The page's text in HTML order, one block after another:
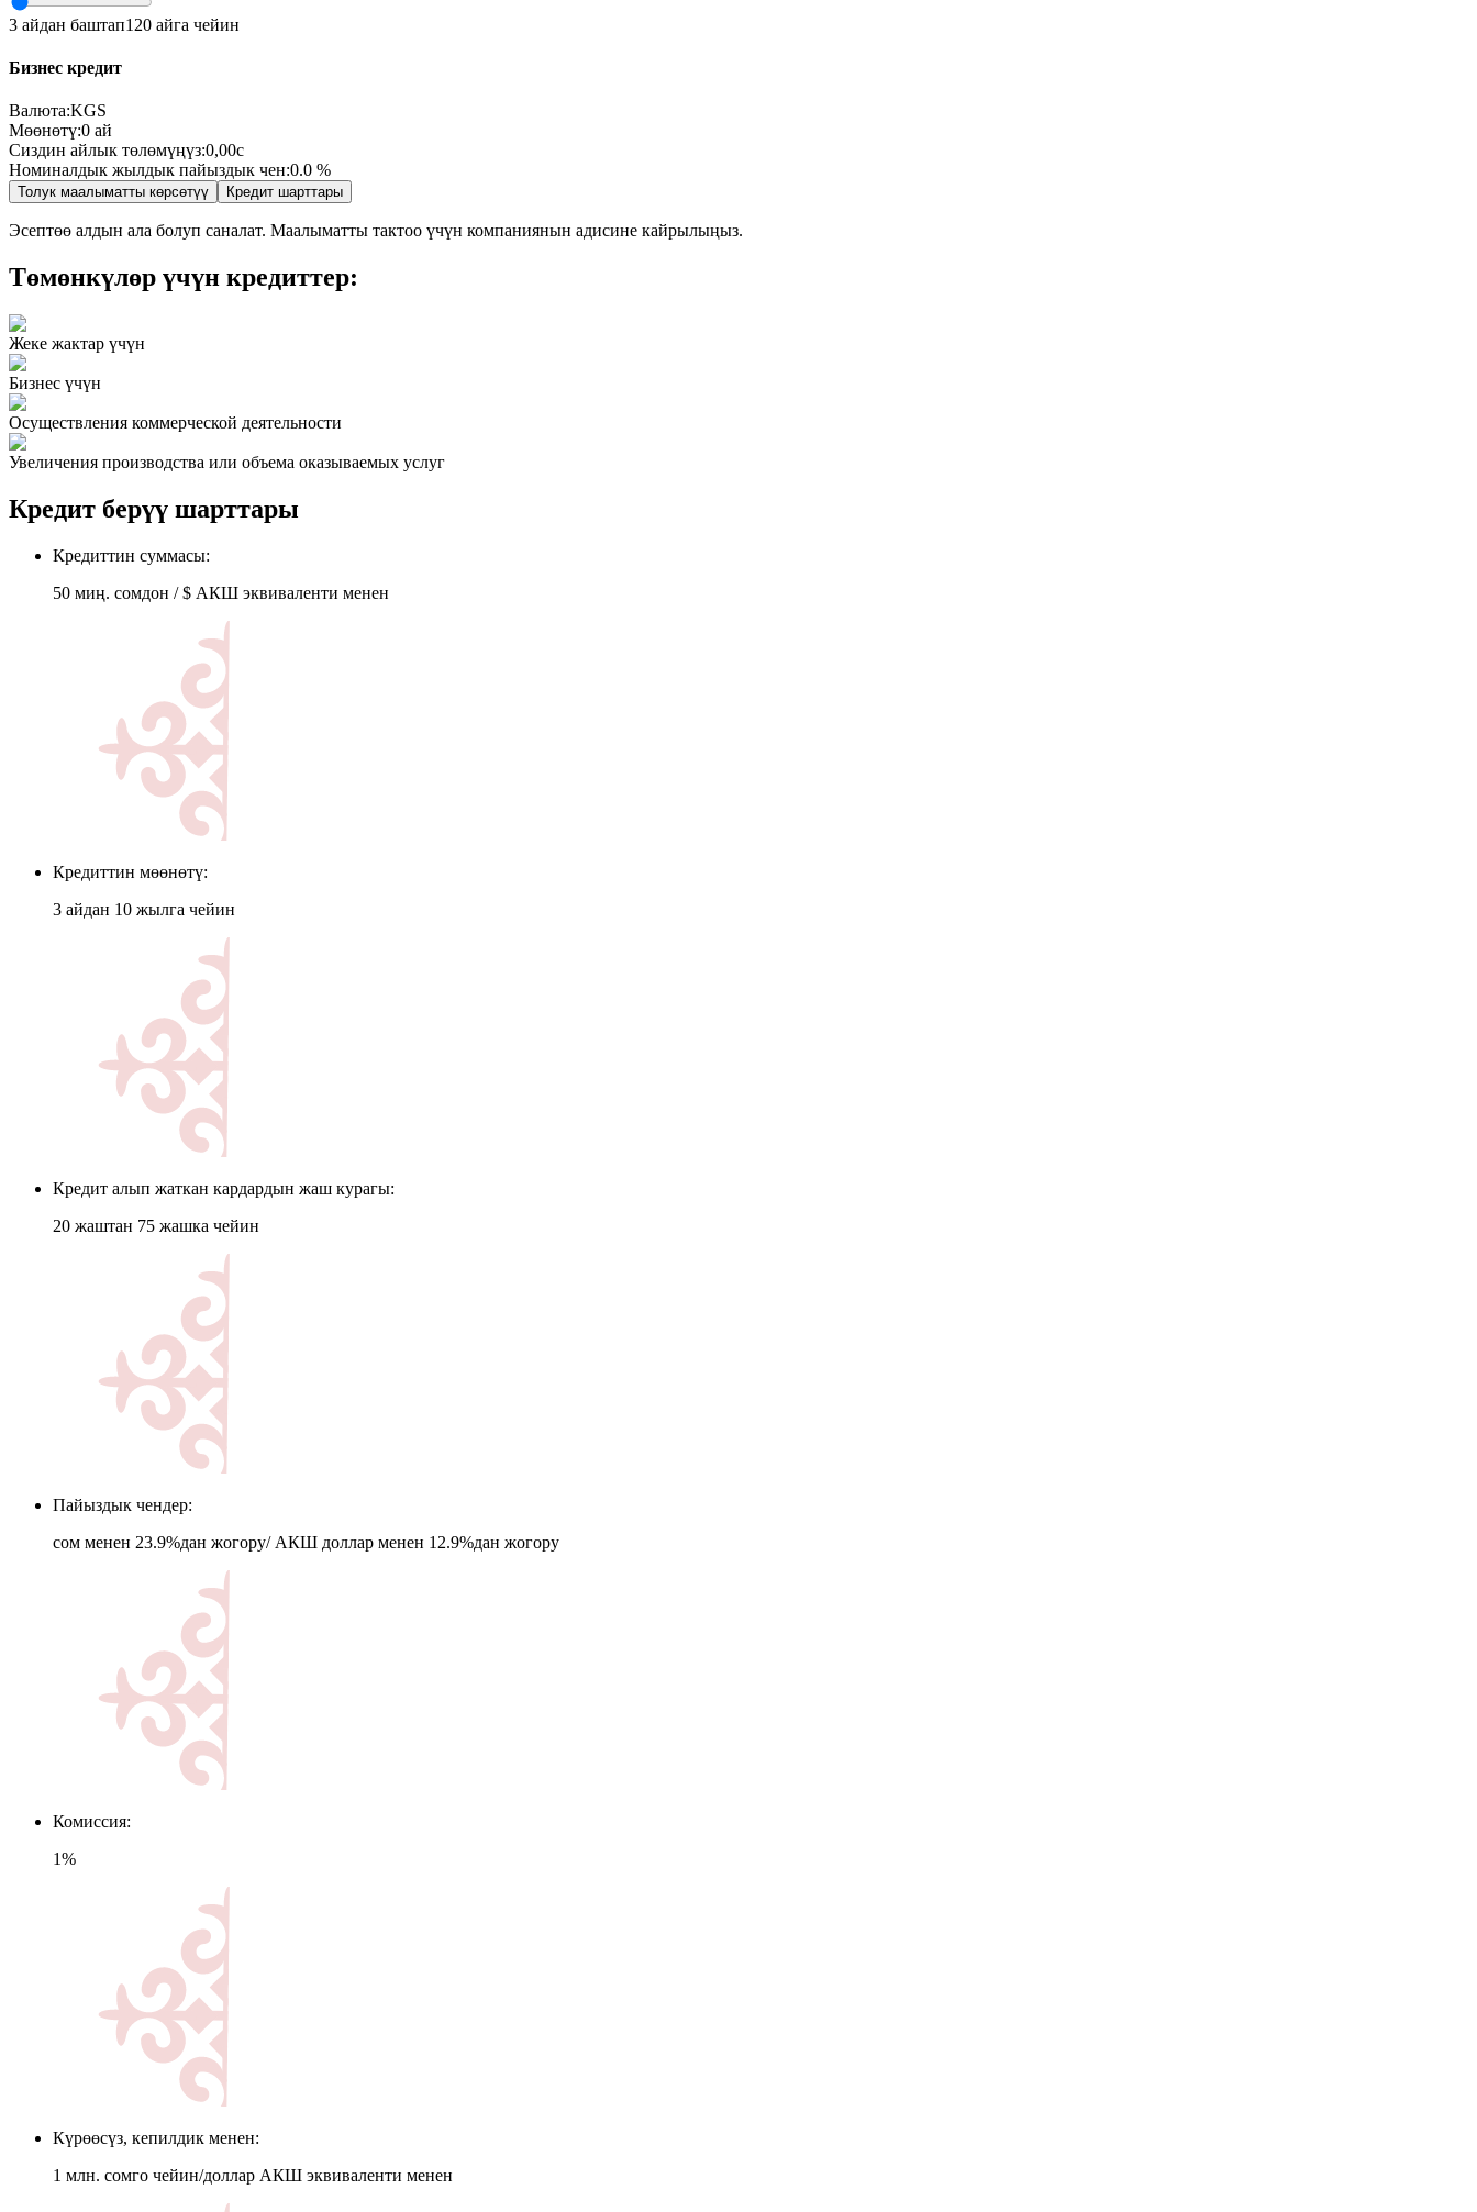
3 айдан баштап120 айга чейин
Бизнес кредит
Валюта:KGS
Мөөнөтү:0 ай
Сиздин айлык төлөмүңүз:0,00с
Номиналдык жылдык пайыздык чен:0.0 %
Толук маалыматты көрсөтүү Кредит шарттары
Эсептөө алдын ала болуп саналат. Маалыматты тактоо үчүн компаниянын адисине кайрылыңыз.
Төмөнкүлөр үчүн кредиттер:
Жеке жактар үчүн
Бизнес үчүн
Осуществления коммерческой деятельности
Увеличения производства или объема оказываемых услуг
Кредит берүү шарттары
Кредиттин суммасы:
50 миң. сомдон / $ АКШ эквиваленти менен
Кредиттин мөөнөтү:
3 айдан 10 жылга чейин
Кредит алып жаткан кардардын жаш курагы:
20 жаштан 75 жашка чейин
Пайыздык чендер:
сом менен 23.9%дан жогору/ АКШ доллар менен 12.9%дан жогору
Комиссия:
1%
Күрөөсүз, кепилдик менен:
1 млн. сомго чейин/доллар АКШ эквиваленти менен